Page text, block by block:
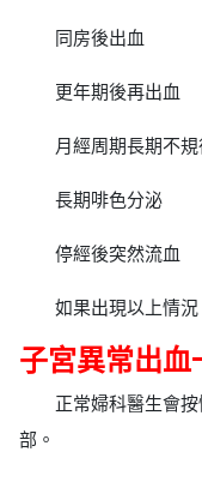
同房後出血
更年期後再出血
月經周期長期不規
長期啡色分泌
停經後突然流血
如果出現以上情
子宮異常出血
正常婦科醫生會
部。